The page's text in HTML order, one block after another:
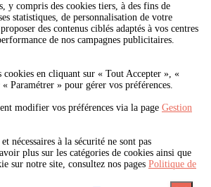
y compris des cookies tiers, à des fins de
statistiques, de personnalisation de votre
des contenus ciblés adaptés à vos centres
de nos campagnes publicitaires.
cookies en cliquant sur « Tout Accepter », «
Paramétrer » pour gérer vos préférences.
modifier vos préférences via la page Gestion
nécessaires à la sécurité ne sont pas
plus sur les catégories de cookies ainsi que
sur notre site, consultez nos pages Politique de